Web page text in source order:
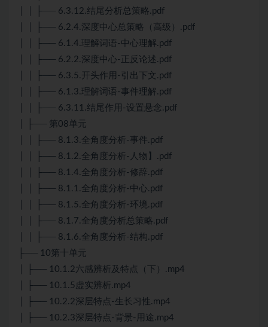
│ │ ├── 6.3.12.结尾分析总策略.pdf
│ │ ├── 6.2.4.深度中心总策略（高级）.pdf
│ │ ├── 6.1.4.理解词语-中心理解.pdf
│ │ ├── 6.2.2.深度中心-正反论述.pdf
│ │ ├── 6.3.5.开头作用-引出下文.pdf
│ │ ├── 6.1.3.理解词语-事件理解.pdf
│ │ ├── 6.3.11.结尾作用-设置悬念.pdf
│ ├── 第08单元
│ │ ├── 8.1.3.全角度分析-事件.pdf
│ │ ├── 8.1.2.全角度分析-人物】.pdf
│ │ ├── 8.1.4.全角度分析-修辞.pdf
│ │ ├── 8.1.1.全角度分析-中心.pdf
│ │ ├── 8.1.5.全角度分析-环境.pdf
│ │ ├── 8.1.7.全角度分析总策略.pdf
│ │ ├── 8.1.6.全角度分析-结构.pdf
├── 10第十单元
│ ├── 10.1.2六感辨析及特点（下）.mp4
│ ├── 10.1.5虚实辨析.mp4
│ ├── 10.2.2深层特点-生长习性.mp4
│ ├── 10.2.3深层特点-背景-用途.mp4